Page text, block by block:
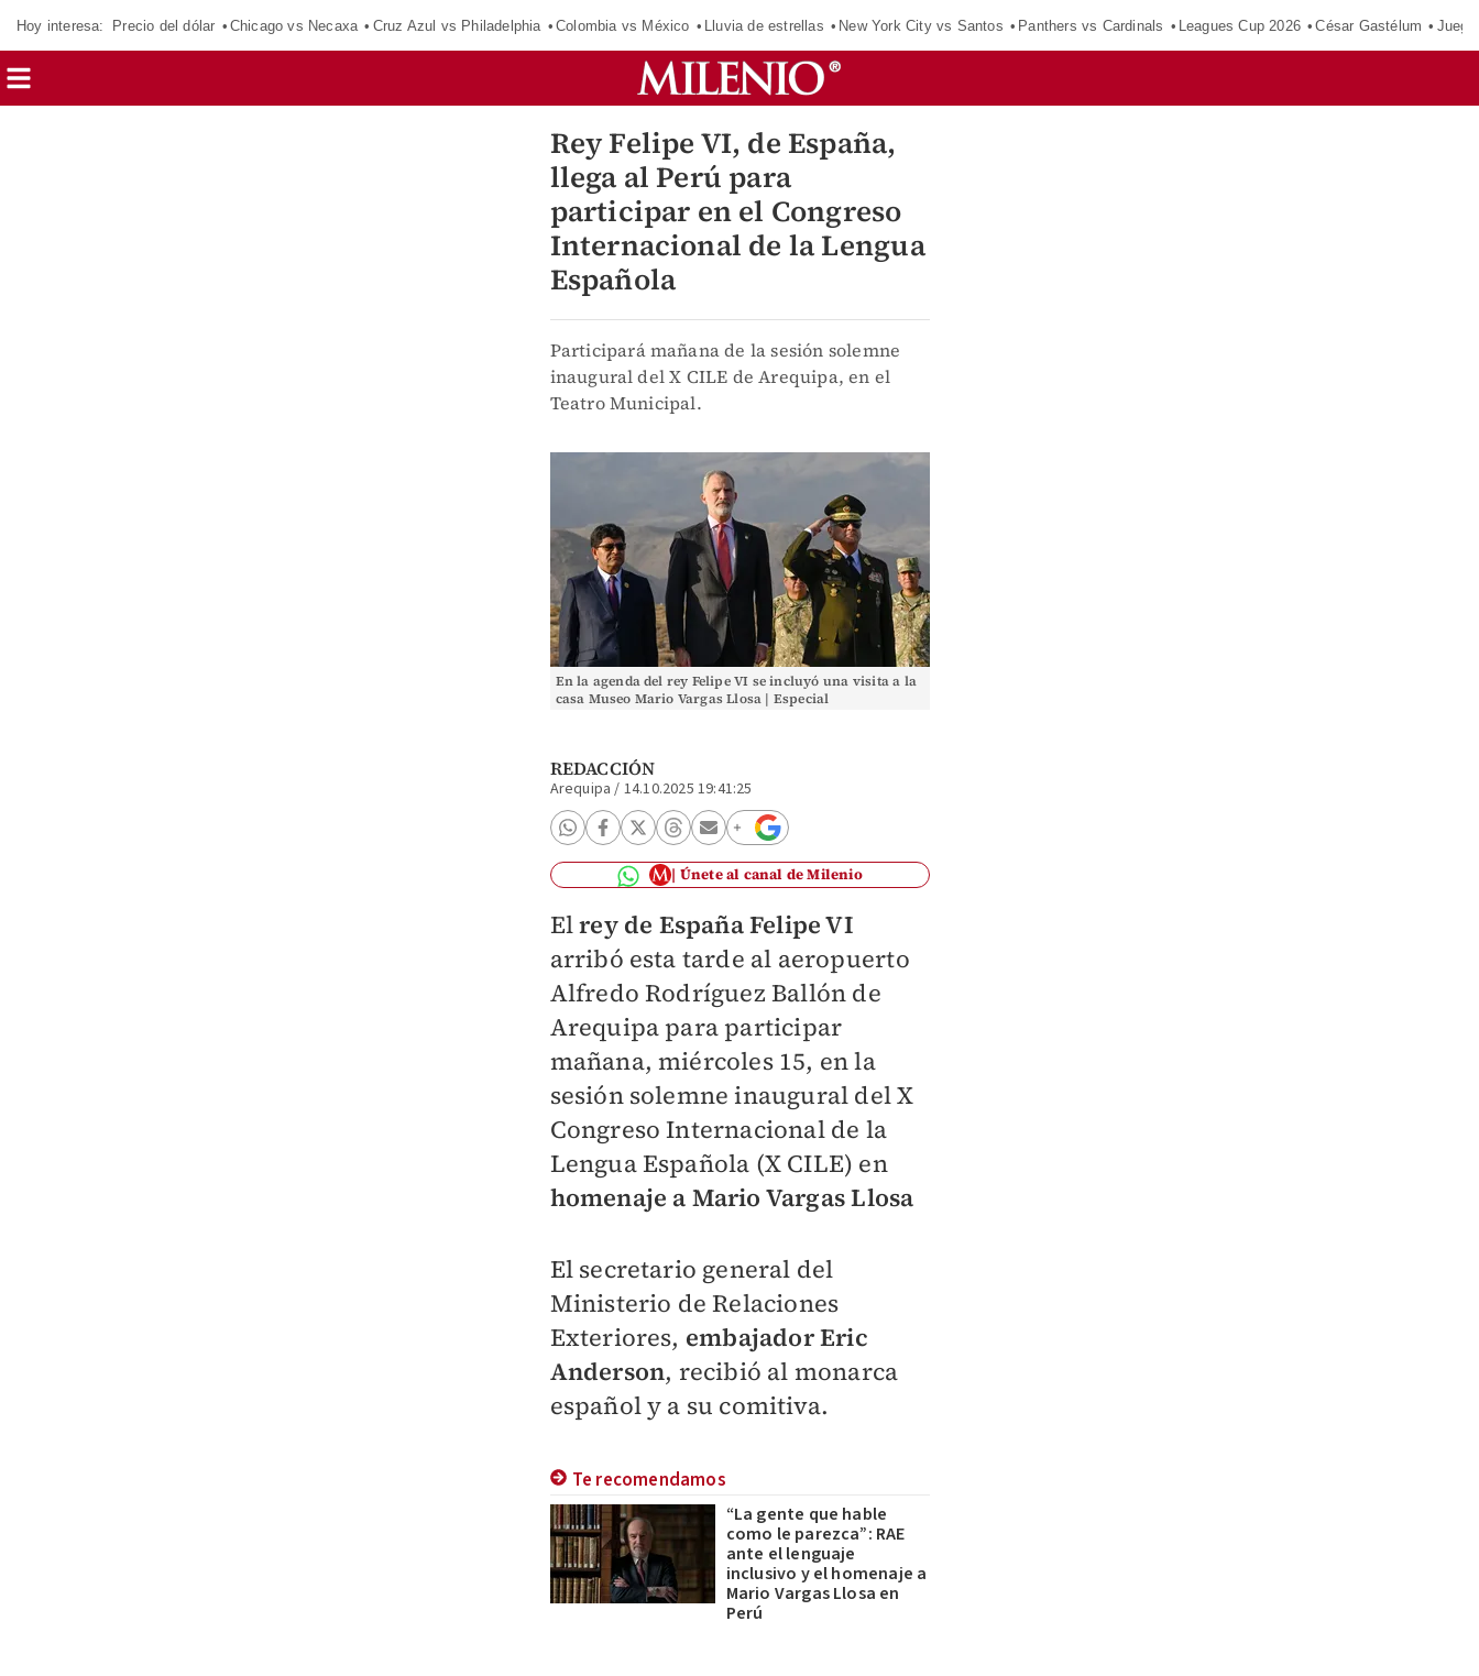
Hoy interesa: Precio del dólar Chicago vs Necaxa Cruz Azul vs Philadelphia Colombia vs México Lluvia de estrellas New York City vs Santos Panthers vs Cardinals Leagues Cup 2026 César Gastélum
Rey Felipe VI, de España,
llega al Perú para
participar en el Congreso
Internacional de la Lengua
Española
Participará mañana de la sesión solemne
inaugural del X CILE de Arequipa, en el
Teatro Municipal.
En la agenda del rey Felipe VI se incluyó una visita a la
casa Museo Mario Vargas Llosa | Especial
REDACCIÓN
Arequipa / 14.10.2025 19:41:25
Únete al canal de Milenio
Elrey de España Felipe VI
arribó esta tarde al aeropuerto
Alfredo Rodríguez Ballón de
Arequipa para participar
mañana, miércoles 15, en la
sesión solemne inaugural del X
Congreso Internacional de la
Lengua Española (X CILE) en
homenaje a Mario Vargas Llosa
El secretario general del
Ministerio de Relaciones
Exteriores, embajador Eric
Anderson, recibió al monarca
español y a su comitiva.
Te recomendamos
“La gente que hable
como le parezca”: RAE
ante el lenguaje
inclusivo y el homenaje a
Mario Vargas Llosa en
Perú